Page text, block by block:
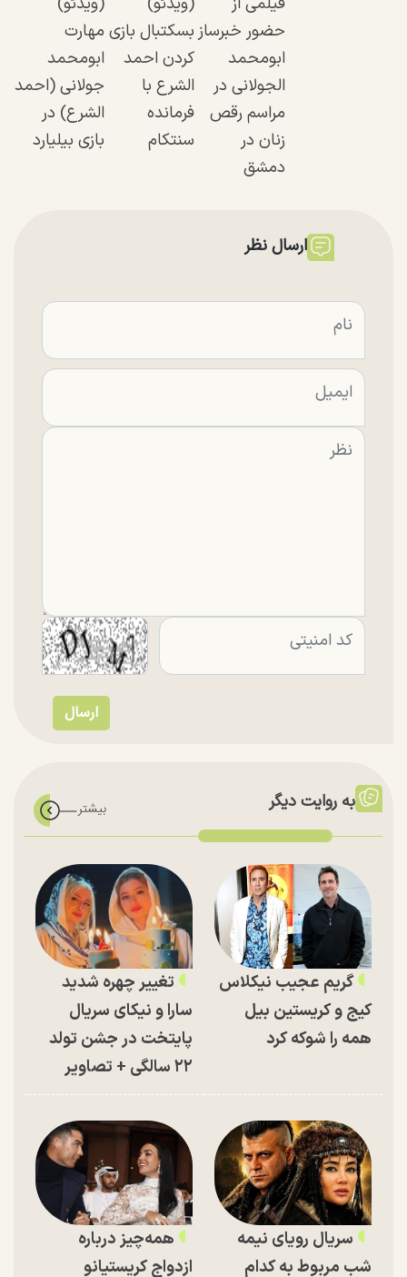
حضور خبرساز
ابومحمد
الجولانی در
مراسم رقص
زنان در
دمشق
بسکتبال بازی
کردن احمد
الشرع با
فرمانده
سنتکام
مهارت
ابومحمد
جولانی (احمد
الشرع) در
بازی بیلیارد
ارسال نظر
به روایت دیگر
گریم عجیب نیکلاس
کیج و کریستین بیل
همه را شوکه کرد
تغییر چهره شدید
سارا و نیکای سریال
پایتخت در جشن تولد
۲۲ سالگی + تصاویر
سریال رویای نیمه
شب مربوط به کدام
همه‌چیز درباره
ازدواج کریستیانو